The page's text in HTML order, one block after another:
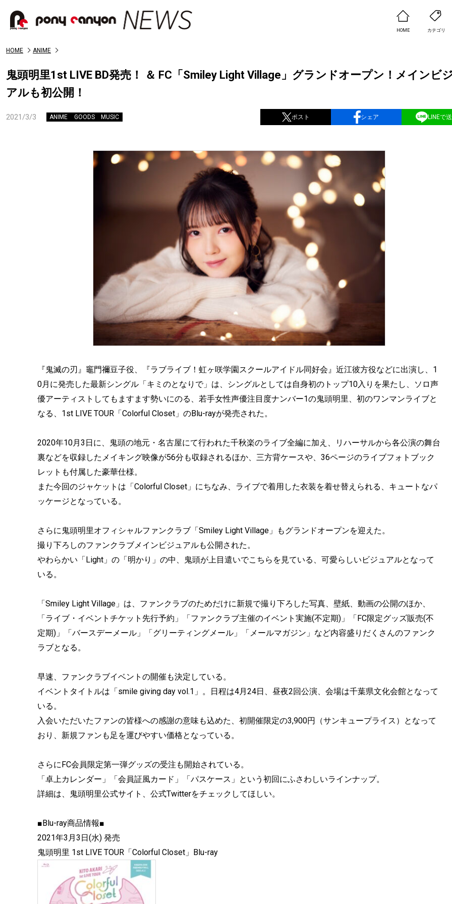
HOME カテゴリ
HOME ANIME
鬼頭明里1st LIVE BD発売！ ＆ FC「Smiley Light Village」グランドオープン！メインビ
アルも初公開！
2021/3/3 ANIME GOODS MUSIC ポスト シェア LINEで
『鬼滅の刃』竈門禰豆子役、『ラブライブ！虹ヶ咲学園スクールアイドル同好会』近江彼方役などに出演し、1
0月に発売した最新シングル「キミのとなりで」は、シングルとしては自身初のトップ10入りを果たし、ソロ声
優アーティストしてもますます勢いにのる、若手女性声優注目度ナンバー1の鬼頭明里、初のワンマンライブと
なる、1st LIVE TOUR「Colorful Closet」のBlu-rayが発売された。
2020年10月3日に、鬼頭の地元・名古屋にて行われた千秋楽のライブ全編に加え、リハーサルから各公演の舞台
裏などを収録したメイキング映像が56分も収録されるほか、三方背ケースや、36ページのライブフォトブック
レットも付属した豪華仕様。
また今回のジャケットは「Colorful Closet」にちなみ、ライブで着用した衣装を着せ替えられる、キュートなパ
ッケージとなっている。
さらに鬼頭明里オフィシャルファンクラブ「Smiley Light Village」もグランドオープンを迎えた。
撮り下ろしのファンクラブメインビジュアルも公開された。
やわらかい「Light」の「明かり」の中、鬼頭が上目遣いでこちらを見ている、可愛らしいビジュアルとなって
いる。
「Smiley Light Village」は、ファンクラブのためだけに新規で撮り下ろした写真、壁紙、動画の公開のほか、
「ライブ・イベントチケット先行予約」「ファンクラブ主催のイベント実施(不定期)」「FC限定グッズ販売(不
定期)」「バースデーメール」「グリーティングメール」「メールマガジン」など内容盛りだくさんのファンク
ラブとなる。
早速、ファンクラブイベントの開催も決定している。
イベントタイトルは「smile giving day vol.1」。日程は4月24日、昼夜2回公演、会場は千葉県文化会館となって
いる。
入会いただいたファンの皆様への感謝の意味も込めた、初開催限定の3,900円（サンキュープライス）となって
おり、新規ファンも足を運びやすい価格となっている。
さらにFC会員限定第一弾グッズの受注も開始されている。
「卓上カレンダー」「会員証風カード」「パスケース」という初回にふさわしいラインナップ。
詳細は、鬼頭明里公式サイト、公式Twitterをチェックしてほしい。
■Blu-ray商品情報■
2021年3月3日(水) 発売
鬼頭明里 1st LIVE TOUR「Colorful Closet」Blu-ray